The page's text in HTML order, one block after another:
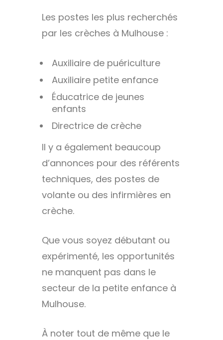
Les postes les plus recherchés
par les crèches à Mulhouse :
Auxiliaire de puériculture
Auxiliaire petite enfance
Éducatrice de jeunes
enfants
Directrice de crèche
Il y a également beaucoup
d’annonces pour des référents
techniques, des postes de
volante ou des infirmières en
crèche.
Que vous soyez débutant ou
expérimenté, les opportunités
ne manquent pas dans le
secteur de la petite enfance à
Mulhouse.
À noter tout de même que le